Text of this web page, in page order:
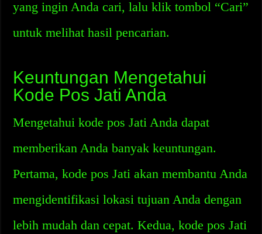
yang ingin Anda cari, lalu klik tombol “Cari”
untuk melihat hasil pencarian.
Keuntungan Mengetahui
Kode Pos Jati Anda
Mengetahui kode pos Jati Anda dapat
memberikan Anda banyak keuntungan.
Pertama, kode pos Jati akan membantu Anda
mengidentifikasi lokasi tujuan Anda dengan
lebih mudah dan cepat. Kedua, kode pos Jati